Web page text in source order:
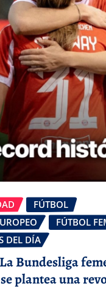
FÚTBOL
FÚTBOL
DEL DÍA
Bundesliga
plantea una